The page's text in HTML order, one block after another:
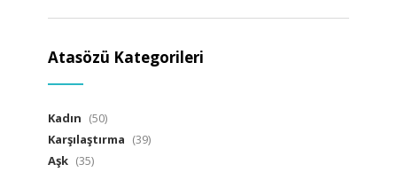
Atasözü Kategorileri
Kadın (50)
Karşılaştırma (39)
Aşk (35)